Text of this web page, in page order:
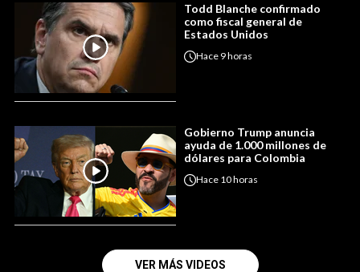
Todd Blanche confirmado
como fiscal general de
Estados Unidos
Hace 9 horas
Gobierno Trump anuncia
ayuda de 1.000 millones de
dólares para Colombia
Hace 10 horas
VER MÁS VIDEOS